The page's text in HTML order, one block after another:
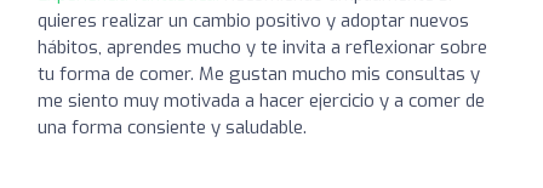
quieres realizar un cambio positivo y adoptar nuevos
hábitos, aprendes mucho y te invita a reflexionar sobre
tu forma de comer. Me gustan mucho mis consultas y
me siento muy motivada a hacer ejercicio y a comer de
una forma consiente y saludable.